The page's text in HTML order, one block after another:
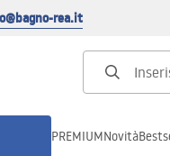
rea.it
PREMIUMNovità